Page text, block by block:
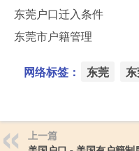
东莞户口迁入条件
东莞市户籍管理
网络标签： 东莞
上一篇